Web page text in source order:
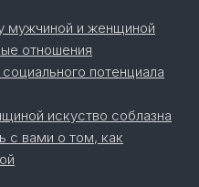
мужчиной и женщиной
отношения
потенциала
искуство соблазна
с вами о том, как